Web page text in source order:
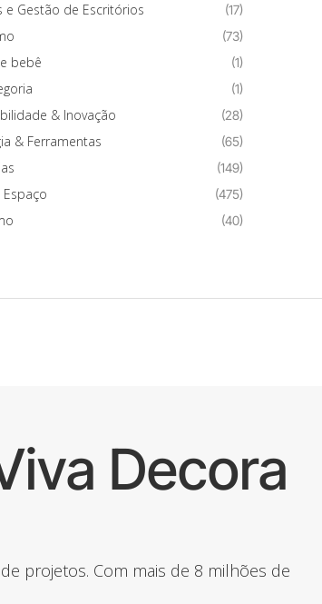
e Gestão de Escritórios (17)
(73)
bebê (1)
(1)
& Inovação (28)
& Ferramentas (65)
(149)
(475)
(40)
Decora
projetos. Com mais de 8 milhões de